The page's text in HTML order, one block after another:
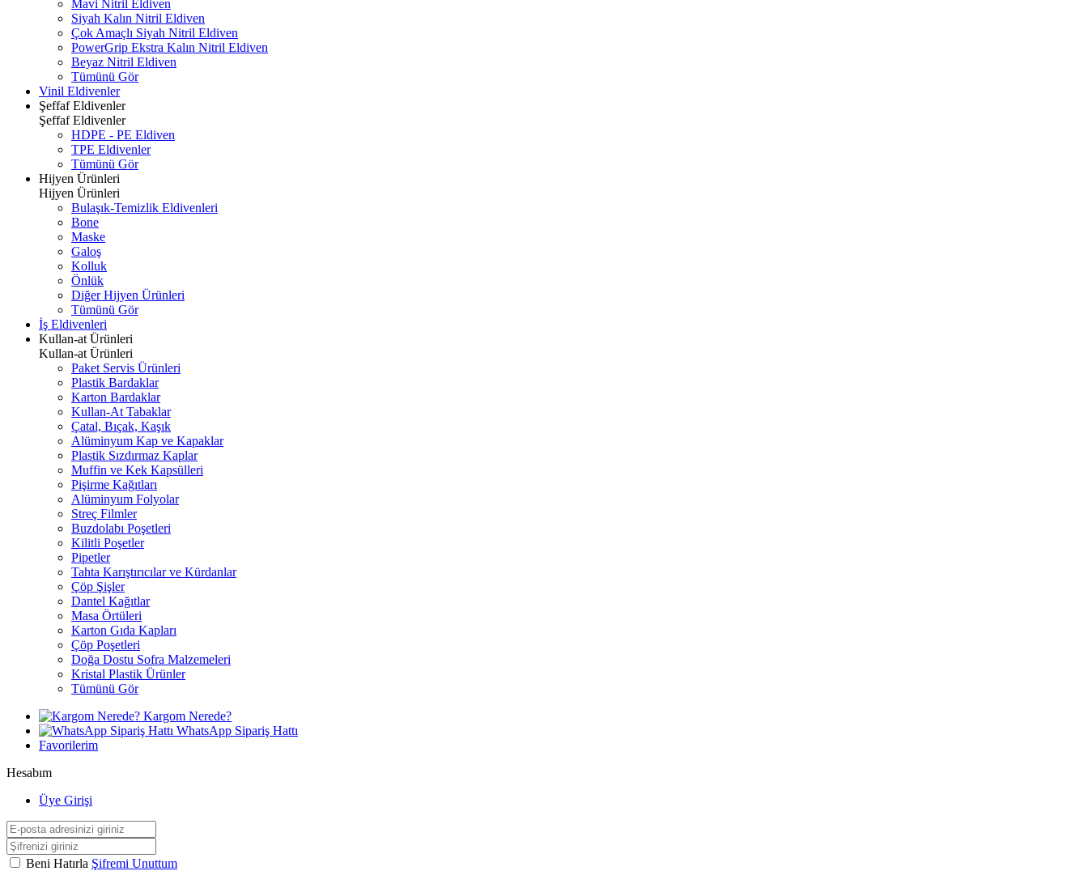
Mavi Nitril Eldiven
Siyah Kalın Nitril Eldiven
Çok Amaçlı Siyah Nitril Eldiven
PowerGrip Ekstra Kalın Nitril Eldiven
Beyaz Nitril Eldiven
Tümünü Gör
Vinil Eldivenler
Şeffaf Eldivenler
Şeffaf Eldivenler
HDPE - PE Eldiven
TPE Eldivenler
Tümünü Gör
Hijyen Ürünleri
Hijyen Ürünleri
Bulaşık-Temizlik Eldivenleri
Bone
Maske
Galoş
Kolluk
Önlük
Diğer Hijyen Ürünleri
Tümünü Gör
İş Eldivenleri
Kullan-at Ürünleri
Kullan-at Ürünleri
Paket Servis Ürünleri
Plastik Bardaklar
Karton Bardaklar
Kullan-At Tabaklar
Çatal, Bıçak, Kaşık
Alüminyum Kap ve Kapaklar
Plastik Sızdırmaz Kaplar
Muffin ve Kek Kapsülleri
Pişirme Kağıtları
Alüminyum Folyolar
Streç Filmler
Buzdolabı Poşetleri
Kilitli Poşetler
Pipetler
Tahta Karıştırıcılar ve Kürdanlar
Çöp Şişler
Dantel Kağıtlar
Masa Örtüleri
Karton Gıda Kapları
Çöp Poşetleri
Doğa Dostu Sofra Malzemeleri
Kristal Plastik Ürünler
Tümünü Gör
Kargom Nerede?
WhatsApp Sipariş Hattı
Favorilerim
Hesabım
Üye Girişi
Beni Hatırla Şifremi Unuttum